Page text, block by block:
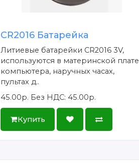
CR2016 Батарейка
Литиевые батарейки CR2016 3V,
используются в материнской плате
компьютера, наручных часах,
пультах д..
45.00р. Без НДС: 45.00р.
Купить